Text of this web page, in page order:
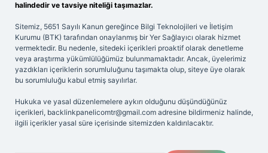
halindedir ve tavsiye niteliği taşımazlar.
Sitemiz, 5651 Sayılı Kanun gereğince Bilgi Teknolojileri ve İletişim
Kurumu (BTK) tarafından onaylanmış bir Yer Sağlayıcı olarak hizmet
vermektedir. Bu nedenle, sitedeki içerikleri proaktif olarak denetleme
veya araştırma yükümlülüğümüz bulunmamaktadır. Ancak, üyelerimiz
yazdıkları içeriklerin sorumluluğunu taşımakta olup, siteye üye olarak
bu sorumluluğu kabul etmiş sayılırlar.
Hukuka ve yasal düzenlemelere aykırı olduğunu düşündüğünüz
içerikleri, backlinkpanelicomtr@gmail.com adresine bildirmeniz halinde,
ilgili içerikler yasal süre içerisinde sitemizden kaldırılacaktır.